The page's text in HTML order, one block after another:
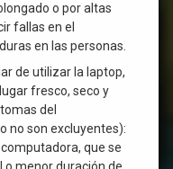
o por altas
fallas en el
en las personas.
de utilizar la laptop,
fresco, seco y
del
no son excluyentes):
que se